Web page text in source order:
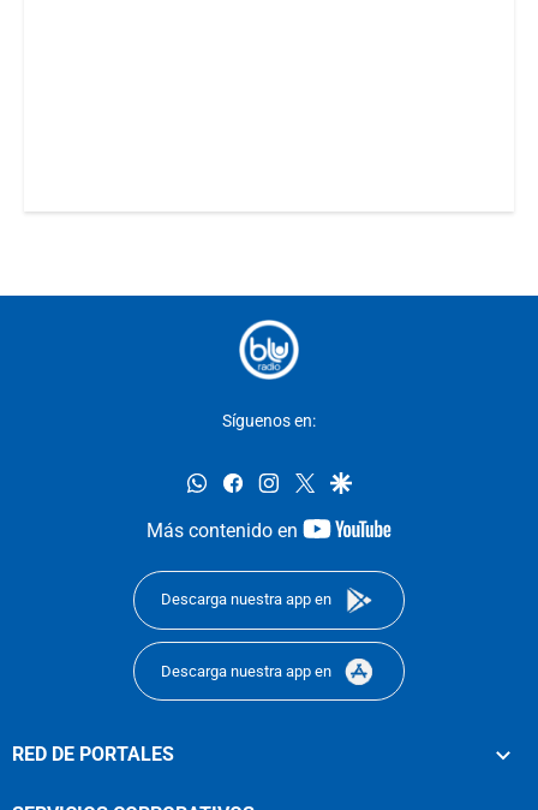
Síguenos en:
whatsappfacebookinstagram
twittergoogle
Más contenido en
youtube-
Descarga nuestra app en
Descarga nuestra app en
RED DE PORTALES